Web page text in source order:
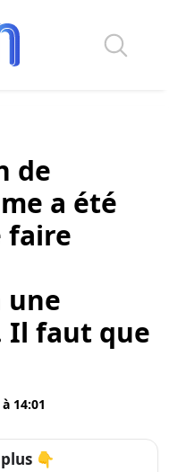
de
a été
faire
une
Il faut que
14:01
👇